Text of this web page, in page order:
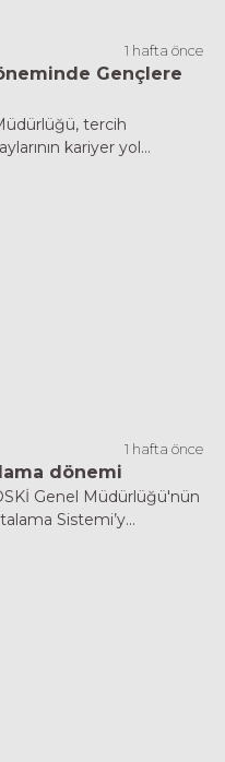
1 hafta önce
Gençlere
tercih
kariyer yol...
1 hafta önce
dönemi
Genel Müdürlüğü'nün
Sistemi’y...